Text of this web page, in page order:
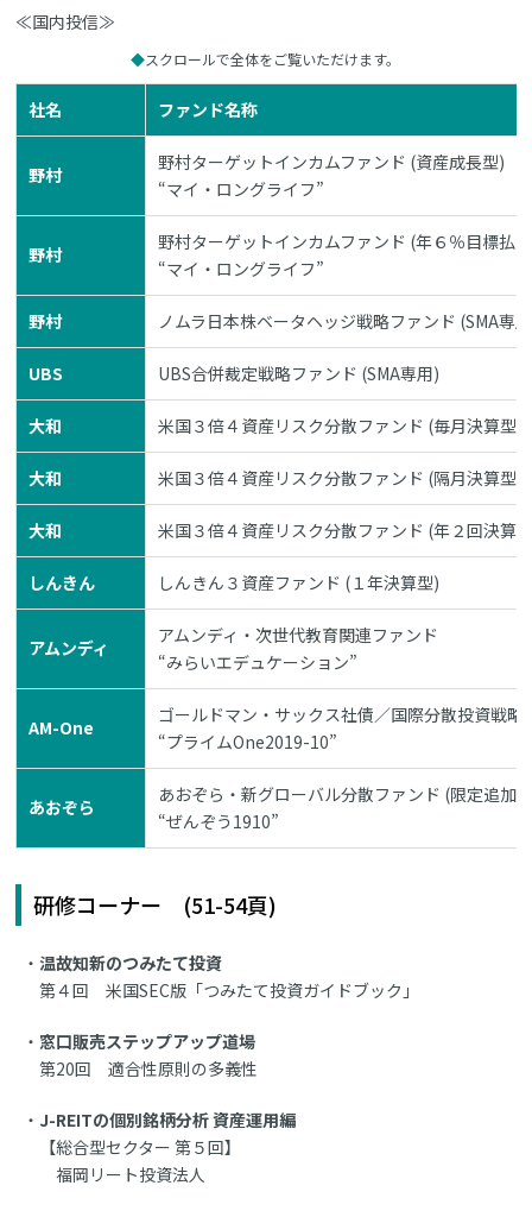
≪国内投信≫
スクロールで全体をご覧いただけます。
社名 ファンド名称
野村
野村ターゲットインカムファンド (資産成長型)
“マイ・ロングライフ”
野村
野村ターゲットインカムファンド (年６％目標払
“マイ・ロングライフ”
野村 ノムラ日本株ベータヘッジ戦略ファンド (SMA専
UBS UBS合併裁定戦略ファンド (SMA専用)
大和 米国３倍４資産リスク分散ファンド (毎月決算型)
大和 米国３倍４資産リスク分散ファンド (隔月決算型)
大和 米国３倍４資産リスク分散ファンド (年２回決算
しんきん しんきん３資産ファンド (１年決算型)
アムンディ
アムンディ・次世代教育関連ファンド
“みらいエデュケーション”
AM-One
ゴールドマン・サックス社債／国際分散投資戦
“プライムOne2019-10”
あおぞら
あおぞら・新グローバル分散ファンド (限定追加
“ぜんぞう1910”
研修コーナー (51-54頁)
温故知新のつみたて投資
第４回 米国SEC版「つみたて投資ガイドブック」
窓口販売ステップアップ道場
第20回 適合性原則の多義性
J-REITの個別銘柄分析 資産運用編
【総合型セクター 第５回】
福岡リート投資法人